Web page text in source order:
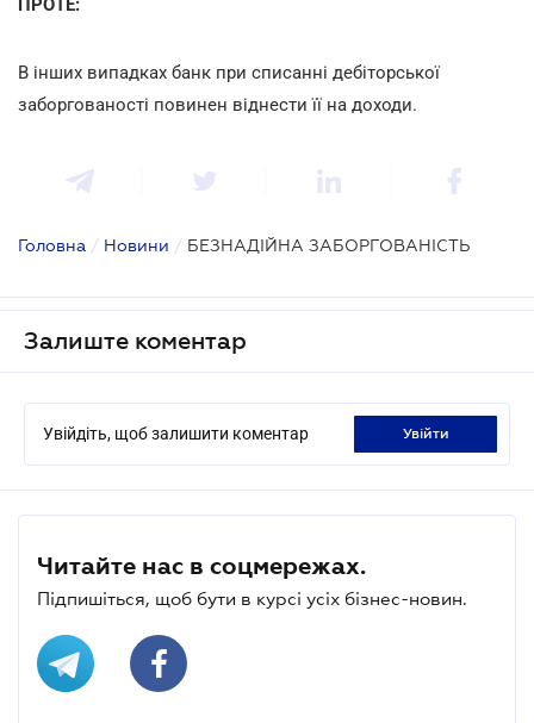
ПРОТЕ:
В інших випадках банк при списанні дебіторської
заборгованості повинен віднести її на доходи.
Головна / Новини / БЕЗНАДІЙНА ЗАБОРГОВАНІСТЬ
Залиште коментар
Увійдіть, щоб залишити коментар увійти
Читайте нас в соцмережах.
Підпишіться, щоб бути в курсі усіх бізнес-новин.